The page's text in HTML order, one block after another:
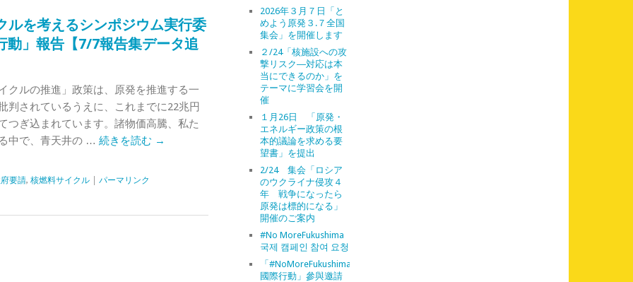
を考えるシンポジウム実行委
動」報告【7/7報告集データ追
クルの推進」政策は、原発を推進する一
判されているうえに、これまでに22兆円
つぎ込まれています。諸物価高騰、私た
中で、青天井の … 続きを読む →
要請, 核燃料サイクル| パーマリンク
2026年３月７日「と
めよう原発３.７全国
集会」を開催します
２/24「核施設への攻
撃リスク―対応は本
当にできるのか」を
テーマに学習会を開
催
１月26日 「原発・
エネルギー政策の根
本的議論を求める要
望書」を提出
2/24 集会「ロシア
のウクライナ侵攻４
年 戦争になったら
原発は標的になる」
開催のご案内
#No MoreFukushima
국제 캠페인 참여 요청
「#NoMoreFukushima
國際行動」參與邀請